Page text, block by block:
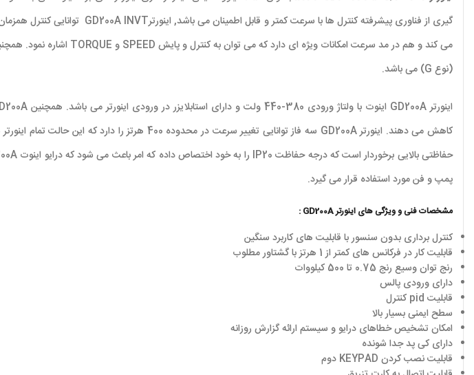
(نوع G) می باشد.
اینورترGD200A اینوت با ولتاژ ورودی 380-440 ولت و دارای استابلایزر در ورودی اینورتر می باشد. همچنین
کاهش می دهند. اینورترGD200A سه فاز توانایی تغییر سرعت در محدوده 400 هرتز را دارد که این حالت تمام اینورتر های استاندارد می باشد.
حفاظتی بالایی برخوردار است که درجه حفاظت IP20 را به خود اختصاص داده که امر باعث می شود که درایو اینوت
پمپ و فن مورد استفاده قرار می گیرد.
مشخصات فنی و ویژگی های اینورتر GD200A :
کنترل برداری بدون سنسور با قابلیت های کاربرد سنگین
قابلیت کار در فرکانس های کمتر از 1 هرتز با گشتاور مطلوب
رنج توان وسیع رنج 0.75 تا 500 کیلووات
دارای ورودی پالس
قابلیت pid کنترل
سطح ایمنی بسیار بالا
امکان تشخیص خطاهای درایو و سیستم ارائه گزارش روزانه
دارای کی پد جدا شونده
قابلیت نصب کردن KEYPAD دوم